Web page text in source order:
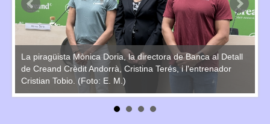
La piragüista Mònica Doria, la directora de Banca al Detall
de Creand Crèdit Andorrà, Cristina Terés, i l'entrenador
Cristian Tobio. (Foto: E. M.)